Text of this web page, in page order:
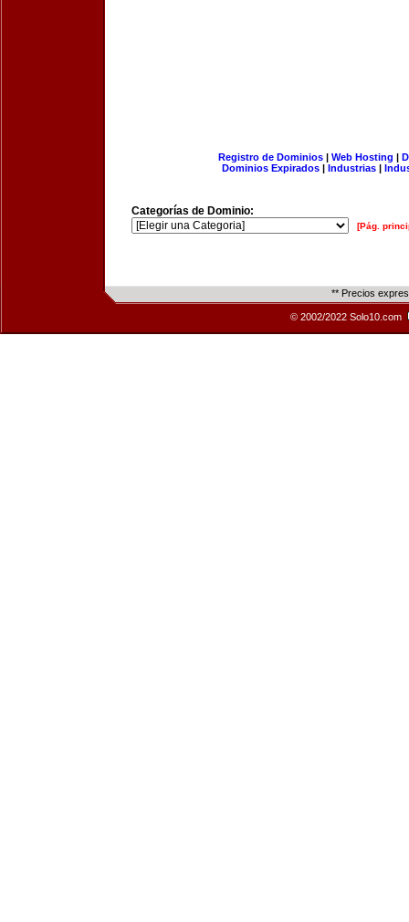
Registro de Dominios| Web Hosting |
Dominios Expirados | Industrias |
Categorías de Dominio:
[Pág.
** Precios
© 2002/2022 Solo10.com